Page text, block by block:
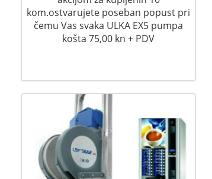
kom.ostvarujete poseban popust pri
čemu Vas svaka ULKA EX5 pumpa
košta 75,00 kn + PDV